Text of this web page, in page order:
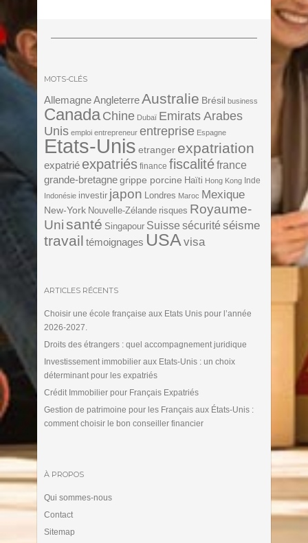
MOTS-CLÉS
Allemagne AngleterreAustralie Brésil business
Canada Chine Dubaï Emirats Arabes
Unis emploi entrepreneur entreprise Espagne
Etats-Unis etranger expatriation
expatrié expatriés finance fiscalitéfrance
grande-bretagne grippe porcine Haïti Hong Kong Inde
Indonésie investir japon Londres Maroc Mexique
New-York Nouvelle-Zélande risques Royaume-
Unisanté Singapour Suisse sécurité séisme
travail témoignages USA visa
ARTICLES RÉCENTS
Choisir une école française aux Etats Unis pour l’année
2026-2027.
Droits des étrangers : quel accompagnement juridique
Investissement immobilier aux Etats-Unis : un choix
déterminant pour les expatriés
Crédit Immobilier pour Français Expatriés
Gestion de patrimoine pour les Français aux États-Unis :
comment choisir le bon conseiller financier
À PROPOS
Qui sommes-nous
Contact
Sitemap